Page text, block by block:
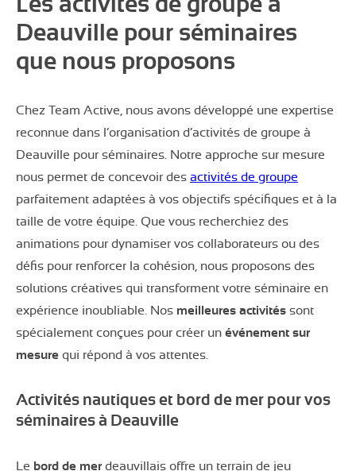
Deauville pour séminaires
que nous proposons
Chez Team Active, nous avons développé une expertise
reconnue dans l’organisation d’activités de groupe à
Deauville pour séminaires. Notre approche sur mesure
nous permet de concevoir des activités de groupe
parfaitement adaptées à vos objectifs spécifiques et à la
taille de votre équipe. Que vous recherchiez des
animations pour dynamiser vos collaborateurs ou des
défis pour renforcer la cohésion, nous proposons des
solutions créatives qui transforment votre séminaire en
expérience inoubliable. Nos meilleures activités sont
spécialement conçues pour créer un événement sur
mesure qui répond à vos attentes.
Activités nautiques et bord de mer pour vos
séminaires à Deauville
Le bord de merdeauvillais offre un terrain de jeu